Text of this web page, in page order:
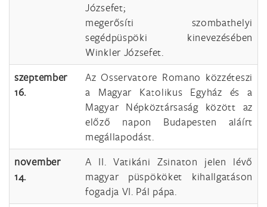
Józsefet;
megerősíti szombathelyi
segédpüspöki kinevezésében
Winkler Józsefet.
szeptember
16.
Az Osservatore Romano közzéteszi
a Magyar Katolikus Egyház és a
Magyar Népköztársaság között az
előző napon Budapesten aláírt
megállapodást.
november
14.
A II. Vatikáni Zsinaton jelen lévő
magyar püspököket kihallgatáson
fogadja VI. Pál pápa.